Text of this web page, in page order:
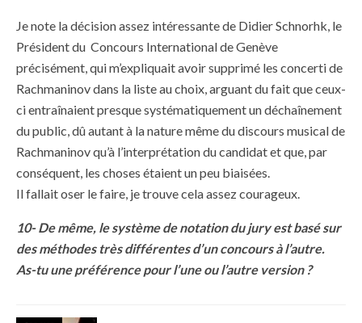
Je note la décision assez intéressante de Didier Schnorhk, le
Président du Concours International de Genève
précisément, qui m’expliquait avoir supprimé les concerti de
Rachmaninov dans la liste au choix, arguant du fait que ceux-
ci entraînaient presque systématiquement un déchaînement
du public, dû autant à la nature même du discours musical de
Rachmaninov qu’à l’interprétation du candidat et que, par
conséquent, les choses étaient un peu biaisées.
Il fallait oser le faire, je trouve cela assez courageux.
10- De même, le système de notation du jury est basé sur
des méthodes très différentes d’un concours à l’autre.
As-tu une préférence pour l’une ou l’autre version ?